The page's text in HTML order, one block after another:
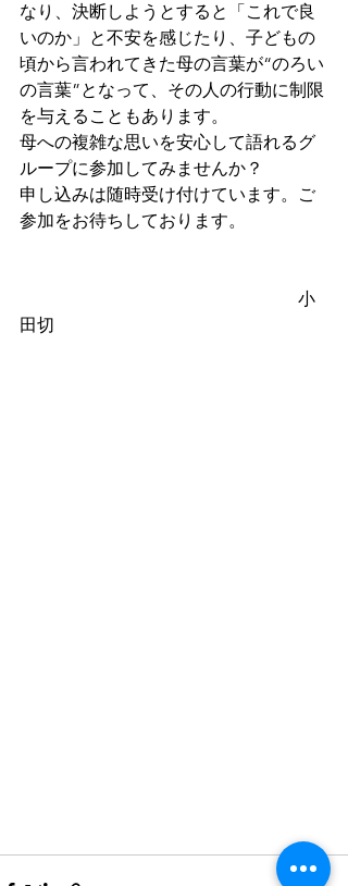
なり、決断しようとすると「これで良
いのか」と不安を感じたり、子どもの
頃から言われてきた母の言葉が“のろい
の言葉”となって、その人の行動に制限
を与えることもあります。
母への複雑な思いを安心して語れるグ
ループに参加してみませんか？
申し込みは随時受け付けています。ご
参加をお待ちしております。
小
田切